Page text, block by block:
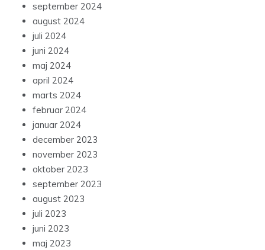
september 2024
august 2024
juli 2024
juni 2024
maj 2024
april 2024
marts 2024
februar 2024
januar 2024
december 2023
november 2023
oktober 2023
september 2023
august 2023
juli 2023
juni 2023
maj 2023